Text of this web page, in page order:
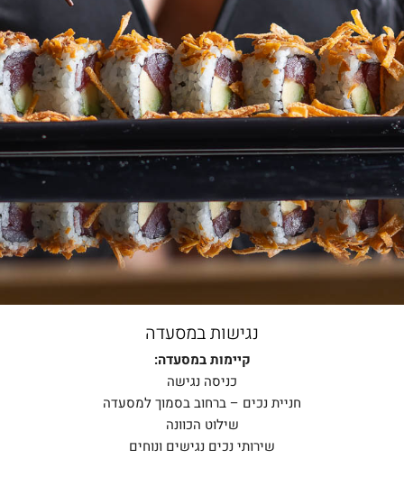
נגישות במסעדה
קיימות במסעדה:
כניסה נגישה
חניית נכים – ברחוב בסמוך למסעדה
שילוט הכוונה
שירותי נכים נגישים ונוחים